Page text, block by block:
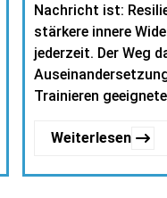
Nachricht ist:
stärkere innere
jederzeit. Der Weg
Trainieren
Weiterlesen